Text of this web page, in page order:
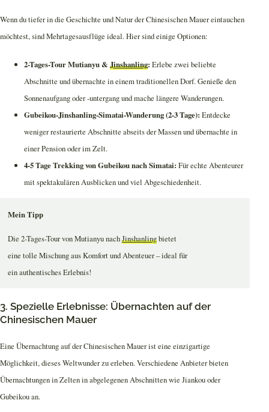
Wenn du tiefer in die Geschichte und Natur der Chinesischen Mauer eintauchen
möchtest, sind Mehrtagesausflüge ideal. Hier sind einige Optionen:
2-Tages-Tour Mutianyu & Jinshanling: Erlebe zwei beliebte
Abschnitte und übernachte in einem traditionellen Dorf. Genieße den
Sonnenaufgang oder -untergang und mache längere Wanderungen.
Gubeikou-Jinshanling-Simatai-Wanderung (2-3 Tage): Entdecke
weniger restaurierte Abschnitte abseits der Massen und übernachte in
einer Pension oder im Zelt.
4-5 Tage Trekking von Gubeikou nach Simatai: Für echte Abenteurer
mit spektakulären Ausblicken und viel Abgeschiedenheit.
Mein Tipp
Die 2-Tages-Tour von Mutianyu nachJinshanlingbietet
eine tolle Mischung aus Komfort und Abenteuer – ideal für
ein authentisches Erlebnis!
3. Spezielle Erlebnisse: Übernachten auf der
Chinesischen Mauer
Eine Übernachtung auf der Chinesischen Mauer ist eine einzigartige
Möglichkeit, dieses Weltwunder zu erleben. Verschiedene Anbieter bieten
Übernachtungen in Zelten in abgelegenen Abschnitten wie Jiankou oder
Gubeikou an.